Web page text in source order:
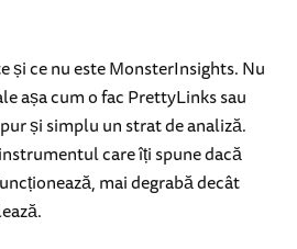
și ce nu este MonsterInsights. Nu
așa cum o fac PrettyLinks sau
și simplu un strat de analiză.
care îți spune dacă
mai degrabă decât